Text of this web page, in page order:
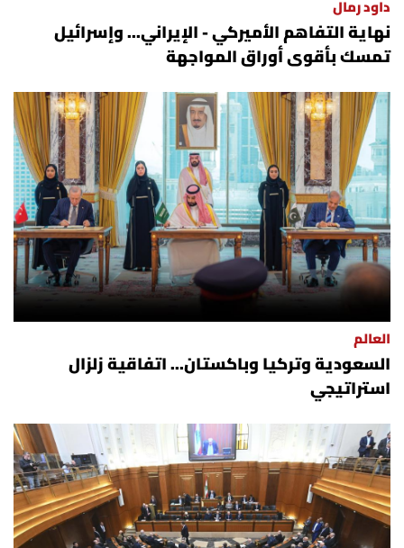
تحت المجهر
اقتصاد
العالم
الصحافة الإسرائيلية
ثقافة وفنون
فصل من كتاب
اقرأ تضحك
كاميرا
سجالات
صحّة وصحن
داود رمال
نهاية التفاهم الأميركي - الإيراني... وإسرائيل
تمسك بأقوى أوراق المواجهة
العالم
السعودية وتركيا وباكستان... اتفاقية زلزال
استراتيجي